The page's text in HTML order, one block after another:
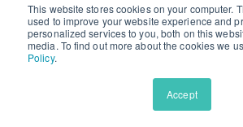
This website stores cookies on your computer.
used to improve your website experience and
personalized services to you, both on this
media. To find out more about the cookies we
Policy.
Accept
được phép đi làm thêm
trường nhưng bạn có thể
một môn học nào đó, bạn
giảng hỗ trợ các thầy cô